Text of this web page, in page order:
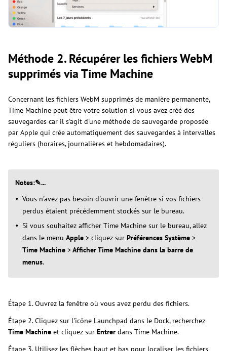
Méthode 2. Récupérer les fichiers WebM
supprimés via Time Machine
Concernant les fichiers WebM supprimés de manière permanente,
Time Machine peut être votre solution si vous avez créé des
sauvegardes car il s'agit d'une méthode de sauvegarde proposée
par Apple qui crée automatiquement des sauvegardes à intervalles
réguliers (horaires, journalières et hebdomadaires).
Notes:✎...
Vous n'avez pas besoin d'ouvrir une fenêtre si vos fichiers
perdus étaient précédemment stockés sur le bureau.
Si vous souhaitez afficher Time Machine sur le bureau, allez
dans le menu Apple > cliquez sur Préférences Système >
Time Machine >Afficher Time Machine dans la barre de
menus.
Étape 1. Ouvrez la fenêtre où vous avez perdu des fichiers.
Étape 2. Cliquez sur l'icône Launchpad dans le Dock, recherchez
Time Machine et cliquez sur Entrer dans Time Machine.